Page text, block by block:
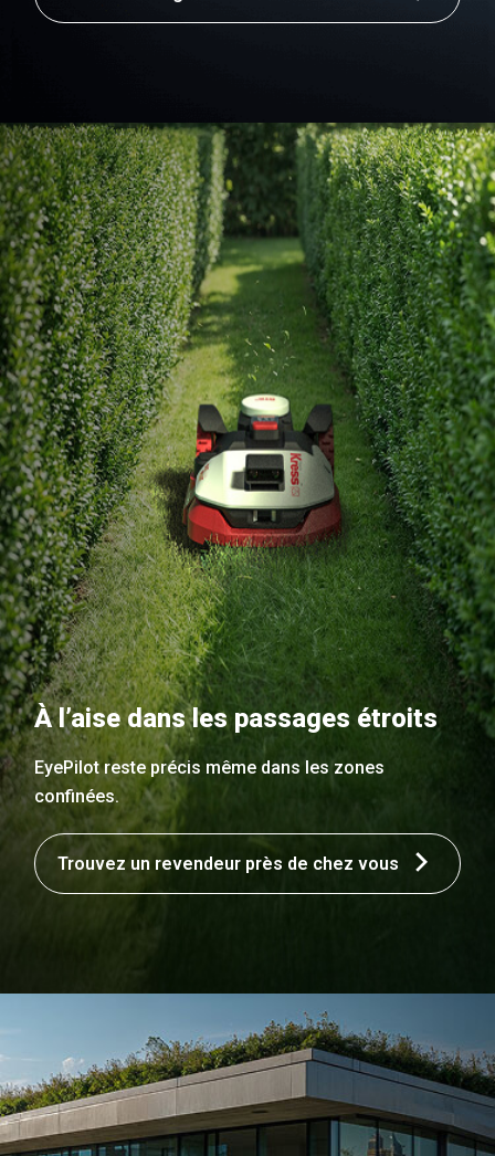
À l’aise dans les passages étroits
EyePilot reste précis même dans les zones
confinées.
Trouvez un revendeur près de chez vous